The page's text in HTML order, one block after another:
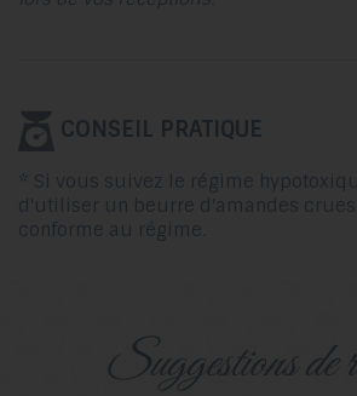
CONSEIL PRATIQUE
* Si vous suivez le régime
d'utiliser un beurre d'amandes crues
conforme au régime.
suggestions de